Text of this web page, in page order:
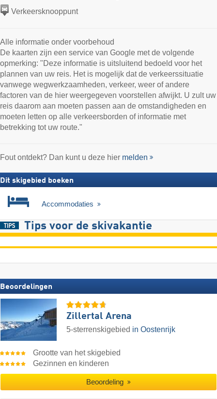
Verkeersknooppunt
Alle informatie onder voorbehoud
De kaarten zijn een service van Google met de volgende
opmerking: "Deze informatie is uitsluitend bedoeld voor het
plannen van uw reis. Het is mogelijk dat de verkeerssituatie
vanwege wegwerkzaamheden, verkeer, weer of andere
factoren van de hier weergegeven voorstellen afwijkt. U zult uw
reis daarom aan moeten passen aan de omstandigheden en
moeten letten op alle verkeersborden of informatie met
betrekking tot uw route."
Fout ontdekt? Dan kunt u deze hier melden
Dit skigebied boeken
Accommodaties
Tips voor de skivakantie
Beoordelingen
Zillertal Arena
5-sterrenskigebied in Oostenrijk
Grootte van het skigebied
Gezinnen en kinderen
Beoordeling